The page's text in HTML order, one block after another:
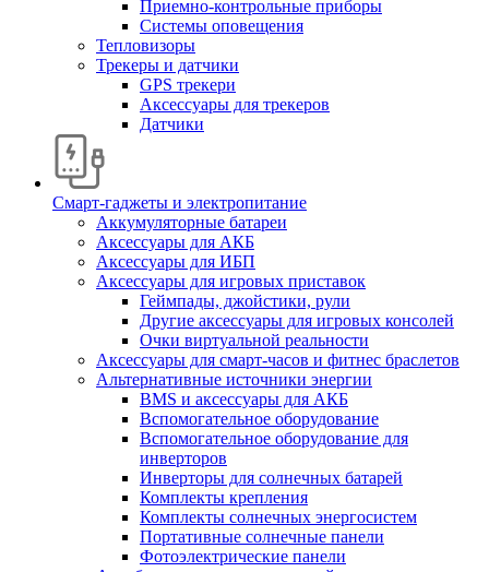
Приемно-контрольные приборы
Системы оповещения
Тепловизоры
Трекеры и датчики
GPS трекери
Аксессуары для трекеров
Датчики
Смарт-гаджеты и электропитание
Аккумуляторные батареи
Аксессуары для АКБ
Аксессуары для ИБП
Аксессуары для игровых приставок
Геймпады, джойстики, рули
Другие аксессуары для игровых консолей
Очки виртуальной реальности
Аксессуары для смарт-часов и фитнес браслетов
Альтернативные источники энергии
BMS и аксессуары для АКБ
Вспомогательное оборудование
Вспомогательное оборудование для
инверторов
Инверторы для солнечных батарей
Комплекты крепления
Комплекты солнечных энергосистем
Портативные солнечные панели
Фотоэлектрические панели